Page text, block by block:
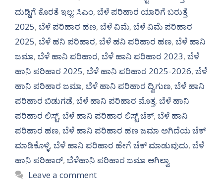
ದುಡ್ಡಿಗೆ ಕೊರತೆ ಇಲ್ಲ: ಸಿಎಂ, ಬೆಳೆ ಪರಿಹಾರ ಯಾರಿಗೆ ಬರುತ್ತೆ
2025, ಬೆಳೆ ಪರಿಹಾರ ಹಣ, ಬೆಳೆ ವಿಮೆ, ಬೆಳೆ ವಿಮೆ ಪರಿಹಾರ
2025, ಬೆಳೆ ಹನಿ ಪರಿಹಾರ, ಬೆಳೆ ಹನಿ ಪರಿಹಾರ ಹಣ, ಬೆಳೆ ಹಾನಿ
ಜಮಾ, ಬೆಳೆ ಹಾನಿ ಪರಿಹಾರ, ಬೆಳೆ ಹಾನಿ ಪರಿಹಾರ 2023, ಬೆಳೆ
ಹಾನಿ ಪರಿಹಾರ 2025, ಬೆಳೆ ಹಾನಿ ಪರಿಹಾರ 2025-2026, ಬೆಳೆ
ಹಾನಿ ಪರಿಹಾರ ಜಮಾ, ಬೆಳೆ ಹಾನಿ ಪರಿಹಾರ ದ್ವಿಗುಣ, ಬೆಳೆ ಹಾನಿ
ಪರಿಹಾರ ಬಿಡುಗಡೆ, ಬೆಳೆ ಹಾನಿ ಪರಿಹಾರ ಮೊತ್ತ, ಬೆಳೆ ಹಾನಿ
ಪರಿಹಾರ ಲಿಸ್ಟ್, ಬೆಳೆ ಹಾನಿ ಪರಿಹಾರ ಲಿಸ್ಟ್ ಚೆಕ್, ಬೆಳೆ ಹಾನಿ
ಪರಿಹಾರ ಹಣ, ಬೆಳೆ ಹಾನಿ ಪರಿಹಾರ ಹಣ ಜಮಾ ಅಗಿದೆಯ ಚೆಕ್
ಮಾಡಿಕೊಳ್ಳಿ, ಬೆಳೆ ಹಾನಿ ಪರಿಹಾರ ಹೇಗೆ ಚೆಕ್ ಮಾಡುವುದು, ಬೆಳೆ
ಹಾನಿ ಪರಿಹಾರ್, ಬೆಳೆಹಾನಿ ಪರಿಹಾರ ಜಮಾ ಆಗಿಲ್ವಾ
Leave a comment